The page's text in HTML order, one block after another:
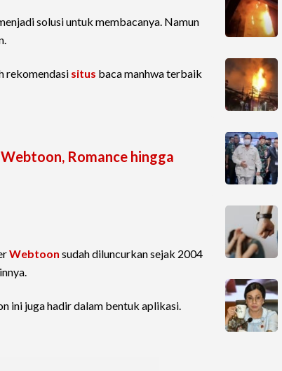
solusi untuk membacanya. Namun
rekomendasi situs baca manhwa terbaik
Romance hingga
Webtoon sudah diluncurkan sejak 2004
ini juga hadir dalam bentuk aplikasi.